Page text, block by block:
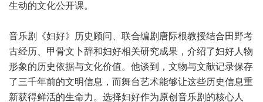
生动的文化公开课。
音乐剧《妇好》历史顾问、联合编剧唐际根教授结合田野考
古经历、甲骨文卜辞和妇好相关研究成果，介绍了妇好人物
形象的历史依据与文化价值。他谈到，文物与文献记录保存
了三千年前的文明信息，而舞台艺术能够让这些历史信息重
新获得鲜活的生命力。选择妇好作为原创音乐剧的核心人